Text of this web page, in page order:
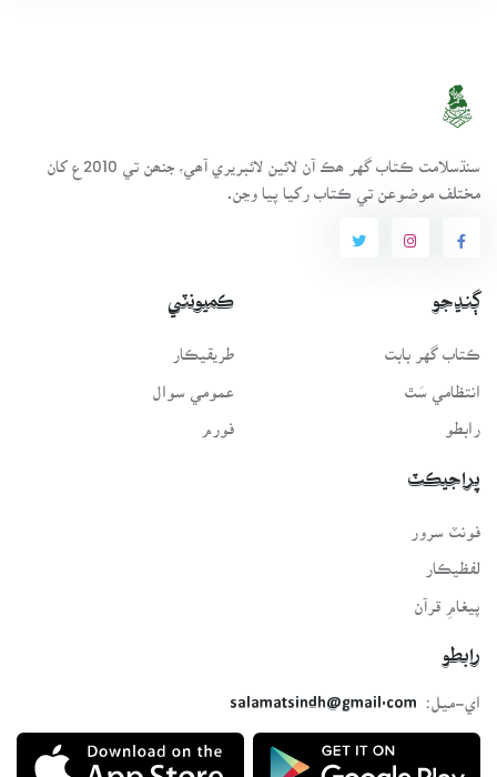
سنڌسلامت ڪتاب گهر ھڪ آن لائين لائبريري آھي، جنھن تي 2010ع کان
مختلف موضوعن تي ڪتاب رکيا پيا وڃن.
ڳنڍجو
ڪتاب گهر بابت
انتظامي سَٿ
رابطو
ڪميونٽي
طريقيڪار
عمومي سوال
فورم
پراجيڪٽ
لفظيڪار
پيغامِ قرآن
رابطو
اي-ميل:
salamatsindh@gmail.com